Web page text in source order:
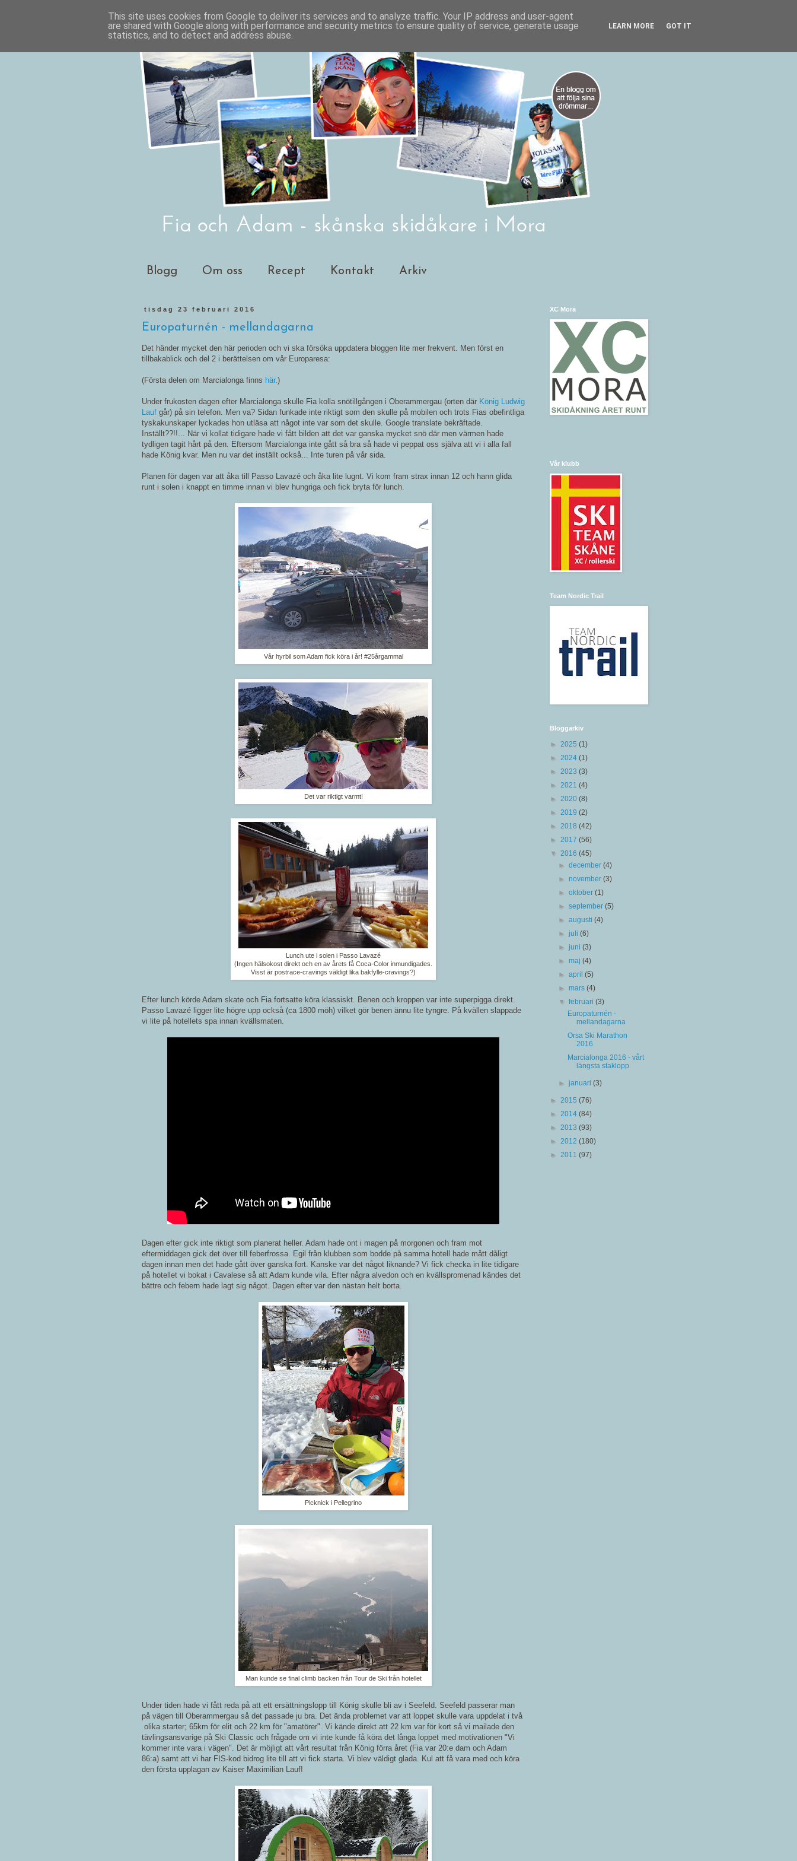
Blogg Om oss Recept Kontakt Arkiv
tisdag 23 februari 2016
Europaturnén - mellandagarna
Det händer mycket den här perioden och vi ska försöka uppdatera bloggen lite mer frekvent. Men först en
tillbakablick och del 2 i berättelsen om vår Europaresa:
(Första delen om Marcialonga finns här.)
Under frukosten dagen efter Marcialonga skulle Fia kolla snötillgången i Oberammergau (orten där König Ludwig
Lauf går) på sin telefon. Men va? Sidan funkade inte riktigt som den skulle på mobilen och trots Fias obefintliga
tyskakunskaper lyckades hon utläsa att något inte var som det skulle. Google translate bekräftade.
Inställt??!!... När vi kollat tidigare hade vi fått bilden att det var ganska mycket snö där men värmen hade
tydligen tagit hårt på den. Eftersom Marcialonga inte gått så bra så hade vi peppat oss själva att vi i alla fall
hade König kvar. Men nu var det inställt också... Inte turen på vår sida.
Planen för dagen var att åka till Passo Lavazé och åka lite lugnt. Vi kom fram strax innan 12 och hann glida
runt i solen i knappt en timme innan vi blev hungriga och fick bryta för lunch.
Vår hyrbil som Adam fick köra i år! #25årgammal
Det var riktigt varmt!
Lunch ute i solen i Passo Lavazé
(Ingen hälsokost direkt och en av årets få Coca-Color inmundigades.
Visst är postrace-cravings väldigt lika bakfylle-cravings?)
Efter lunch körde Adam skate och Fia fortsatte köra klassiskt. Benen och kroppen var inte superpigga direkt.
Passo Lavazé ligger lite högre upp också (ca 1800 möh) vilket gör benen ännu lite tyngre.
På kvällen slappade
vi lite på hotellets spa innan kvällsmaten.
Dagen efter gick inte riktigt som planerat heller. Adam hade ont i magen på morgonen och fram mot
eftermiddagen gick det över till feberfrossa. Egil från klubben som bodde på samma hotell hade mått dåligt
dagen innan men det hade gått över ganska fort. Kanske var det något liknande? Vi fick checka in lite tidigare
på hotellet vi bokat i Cavalese så att Adam kunde vila. Efter några alvedon och en kvällspromenad kändes det
bättre och febern hade lagt sig något. Dagen efter var den nästan helt borta.
Picknick i Pellegrino
Man kunde se final climb backen från Tour de Ski från hotellet
Under tiden hade vi fått reda på att ett ersättningslopp till König skulle bli av i Seefeld. Seefeld passerar man
på vägen till Oberammergau så det passade ju bra. Det ända problemet var att loppet skulle vara uppdelat i två
olika starter; 65km för elit och 22 km för "amatörer". Vi kände direkt att 22 km var för kort så vi mailade den
tävlingsansvarige på Ski Classic och frågade om vi inte kunde få köra det långa loppet med motivationen "Vi
kommer inte vara i vägen". Det är möjligt att vårt resultat från König förra året (Fia var 20:e dam och Adam
86:a) samt att vi har FIS-kod bidrog lite till att vi fick starta. Vi blev väldigt glada. Kul att få vara med och köra
den första upplagan av Kaiser Maximilian Lauf!
XC Mora
Vår klubb
Team Nordic Trail
Bloggarkiv
► 2025 (1)
► 2024 (1)
► 2023 (3)
► 2021 (4)
► 2020 (8)
► 2019 (2)
► 2018 (42)
► 2017 (56)
▼ 2016 (45)
►december(4)
►november(3)
►oktober(1)
►september(5)
►augusti(4)
►juli(6)
►juni(3)
►maj(4)
►april(5)
►mars(4)
▼februari(3)
Europaturnén -
mellandagarna
Orsa Ski Marathon
2016
Marcialonga 2016 - vårt
längsta staklopp
►januari(3)
► 2015 (76)
► 2014 (84)
► 2013 (93)
► 2012 (180)
► 2011 (97)
This site uses cookies from Google to deliver its services and to analyze traffic. Your IP address and user-agent
are shared with Google along with performance and security metrics to ensure quality of service, generate usage
statistics, and to detect and address abuse.
LEARN MORE GOT IT